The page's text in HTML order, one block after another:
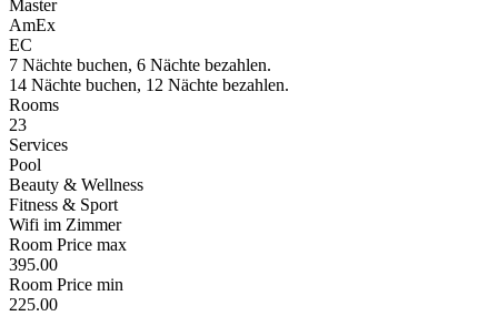
Master
AmEx
EC
7 Nächte buchen, 6 Nächte bezahlen.
14 Nächte buchen, 12 Nächte bezahlen.
Rooms
23
Services
Pool
Beauty & Wellness
Fitness & Sport
Wifi im Zimmer
Room Price max
395.00
Room Price min
225.00